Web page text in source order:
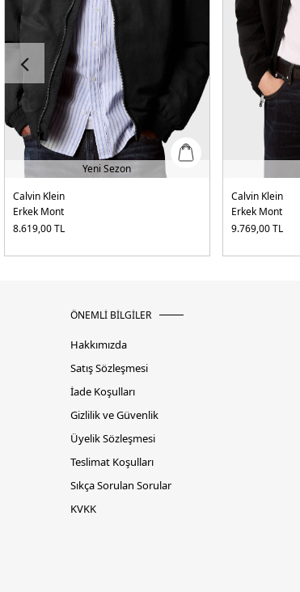
Yeni Sezon
Calvin Klein
Erkek Mont
8.619,00TL
Calvin Klein
Erkek Mont
9.769,00TL
ÖNEMLİ BİLGİLER
Hakkımızda
Satış Sözleşmesi
İade Koşulları
Gizlilik ve Güvenlik
Üyelik Sözleşmesi
Teslimat Koşulları
Sıkça Sorulan Sorular
KVKK